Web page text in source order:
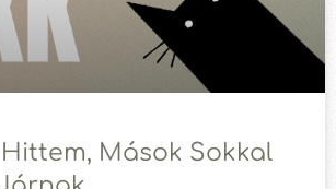
Hittem, Mások Sokkal